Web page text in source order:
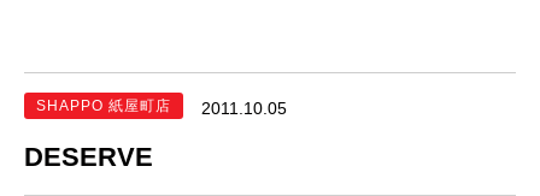
SHAPPO 紙屋町店 2011.10.05
DESERVE